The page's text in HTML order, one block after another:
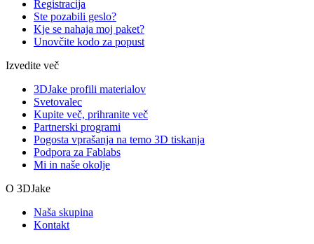
Registracija
Ste pozabili geslo?
Kje se nahaja moj paket?
Unovčite kodo za popust
Izvedite več
3DJake profili materialov
Svetovalec
Kupite več, prihranite več
Partnerski programi
Pogosta vprašanja na temo 3D tiskanja
Podpora za Fablabs
Mi in naše okolje
O 3DJake
Naša skupina
Kontakt